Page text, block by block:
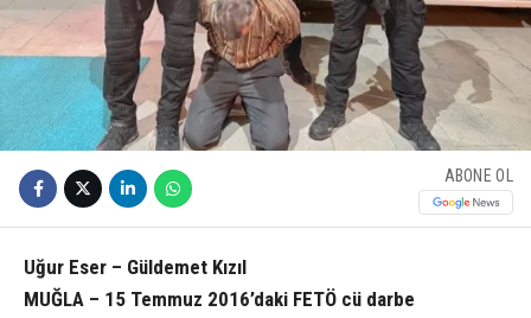
ABONE OL
Uğur Eser – Güldemet Kızıl
MUĞLA – 15 Temmuz 2016’daki FETÖ cü darbe